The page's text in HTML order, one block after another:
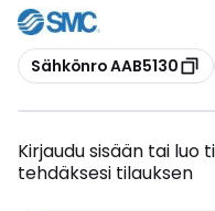
Kopioi
Sähkönro AAB5130
Kirjaudu sisään tai luo
tehdäksesi tilauksen